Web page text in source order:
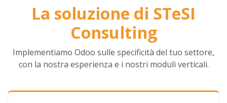
La soluzione di STeSI
Consulting
Implementiamo Odoo sulle specificità del tuo settore,
con la nostra esperienza e i nostri moduli verticali.